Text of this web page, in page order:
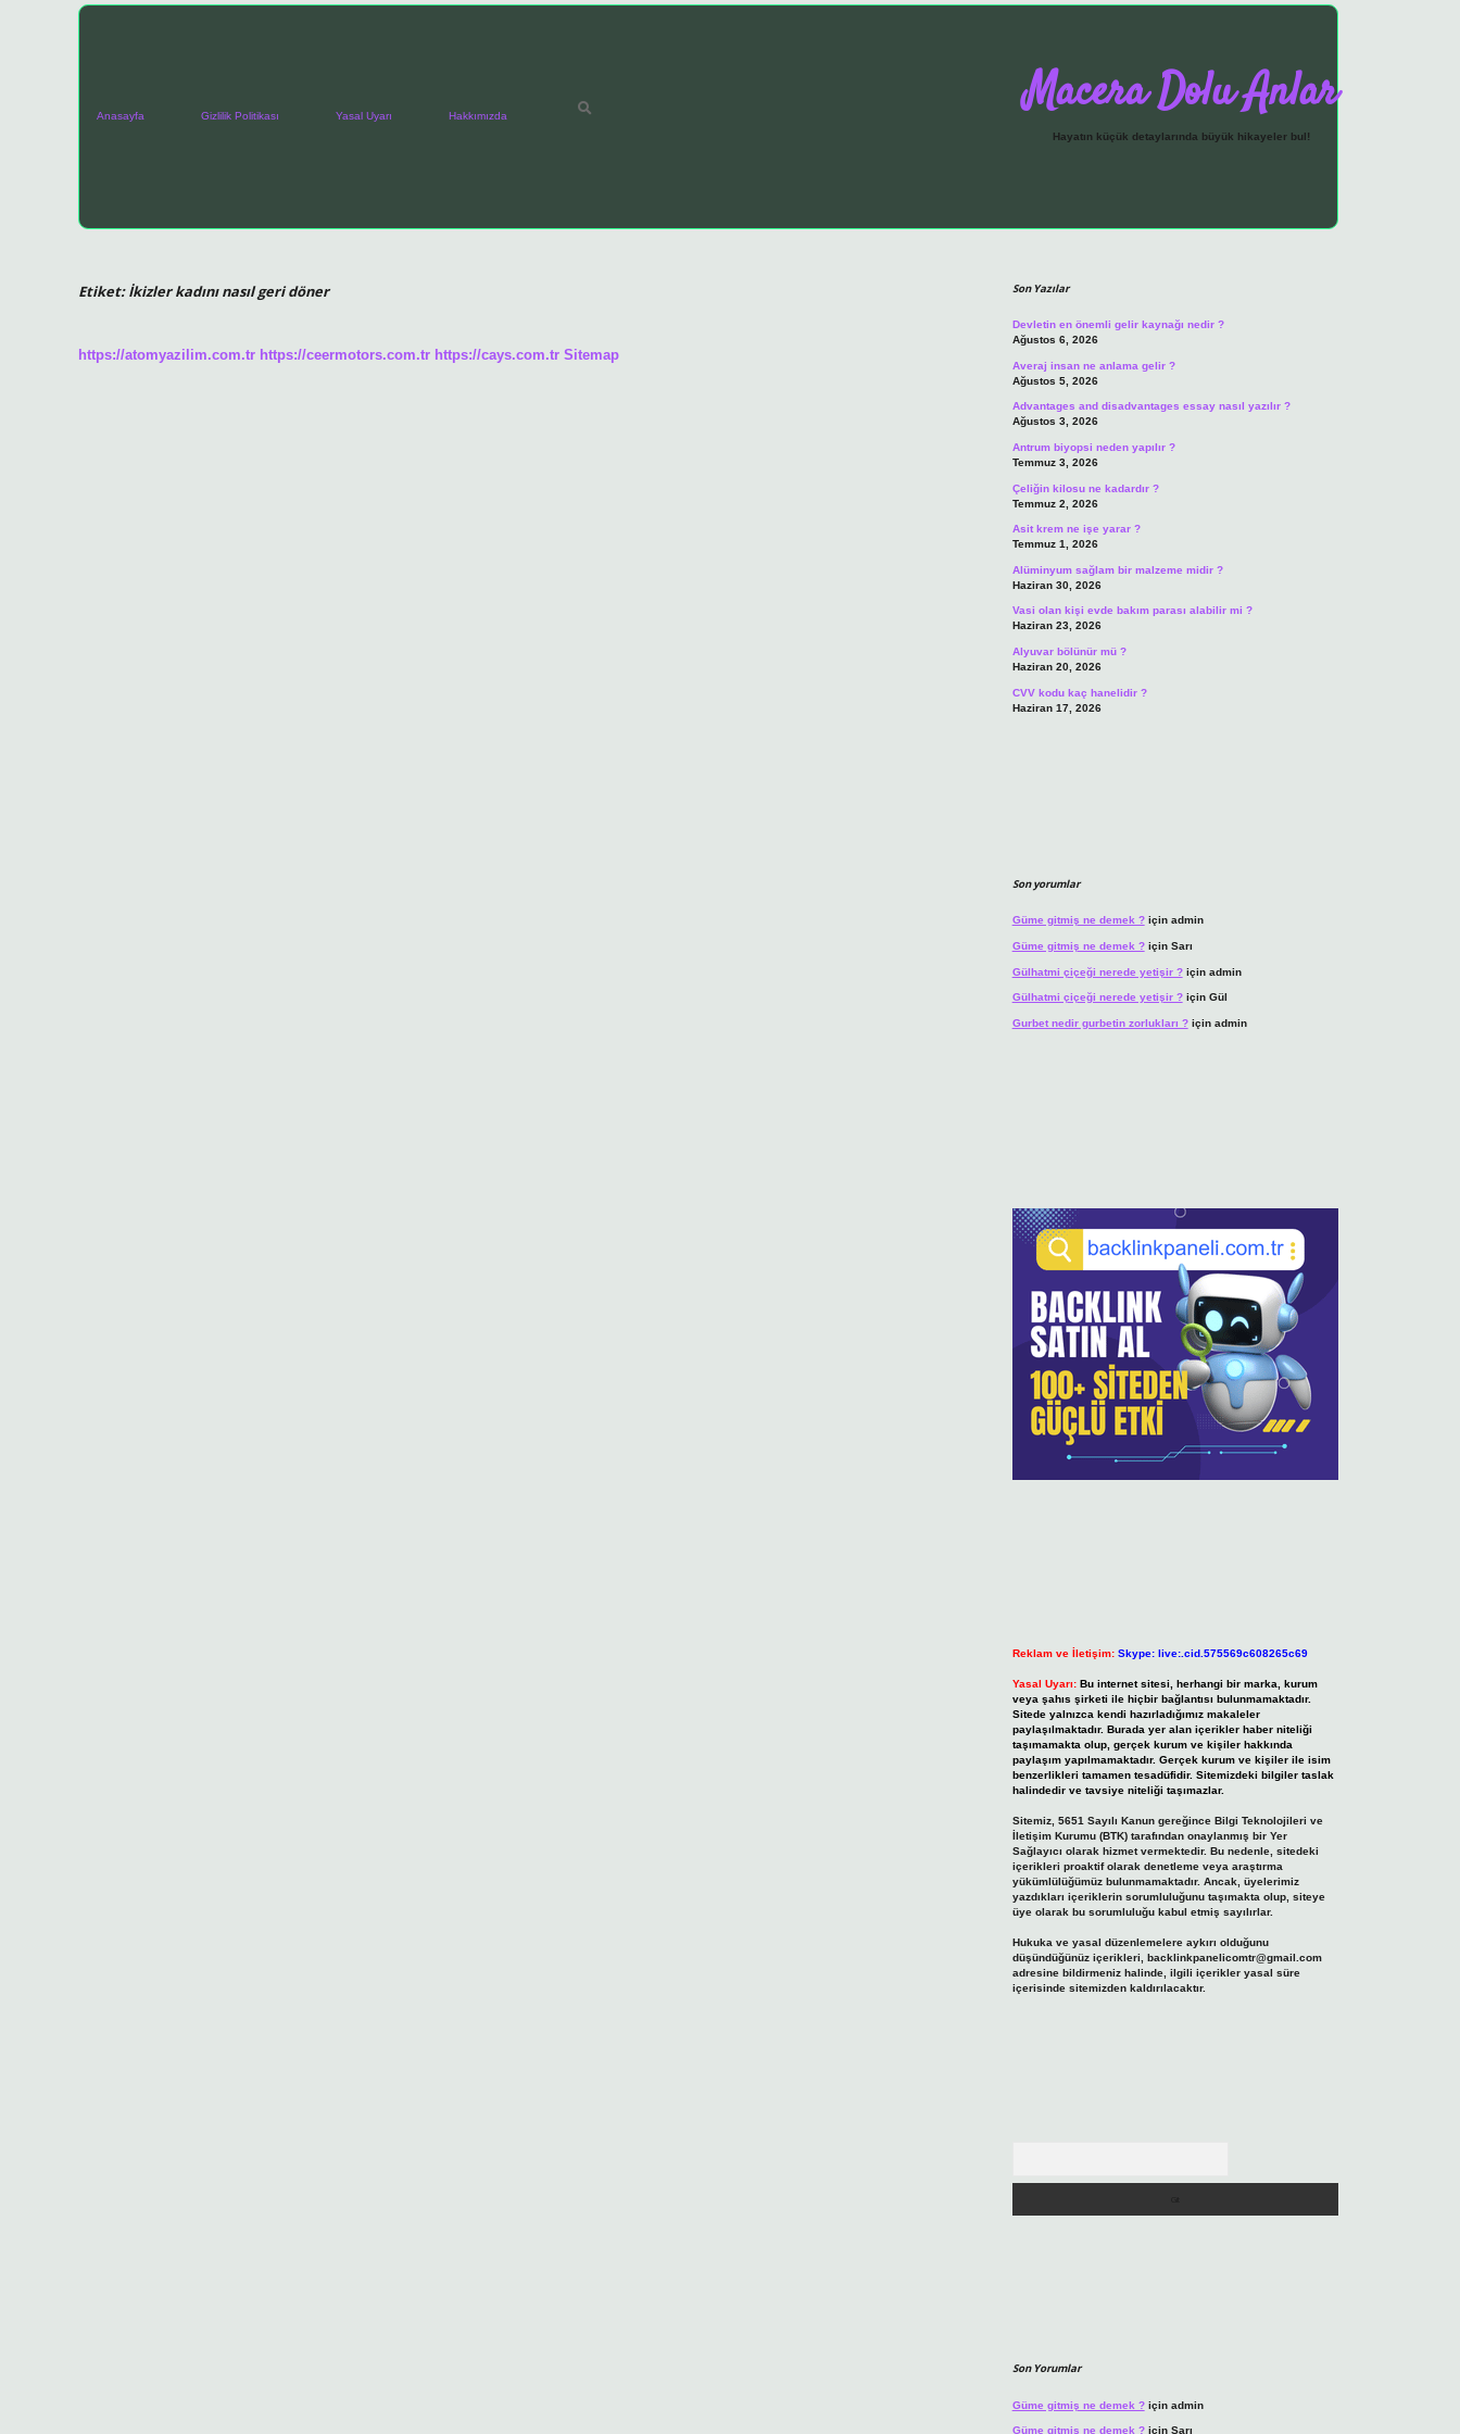
Anasayfa Gizlilik Politikası Yasal Uyarı Hakkımızda Macera Dolu Anlar
Hayatın küçük detaylarında büyük hikayeler bul!
Etiket:İkizler kadını nasıl geri döner
https://atomyazilim.com.tr https://ceermotors.com.tr https://cays.com.tr Sitemap
Son Yazılar
Devletin en önemli gelir kaynağı nedir ?
Ağustos 6, 2026
Averaj insan ne anlama gelir ?
Ağustos 5, 2026
Advantages and disadvantages essay nasıl yazılır ?
Ağustos 3, 2026
Antrum biyopsi neden yapılır ?
Temmuz 3, 2026
Çeliğin kilosu ne kadardır ?
Temmuz 2, 2026
Asit krem ne işe yarar ?
Temmuz 1, 2026
Alüminyum sağlam bir malzeme midir ?
Haziran 30, 2026
Vasi olan kişi evde bakım parası alabilir mi ?
Haziran 23, 2026
Alyuvar bölünür mü ?
Haziran 20, 2026
CVV kodu kaç hanelidir ?
Haziran 17, 2026
Son yorumlar
Güme gitmiş ne demek ?için admin
Güme gitmiş ne demek ?için Sarı
Gülhatmi çiçeği nerede yetişir ?için admin
Gülhatmi çiçeği nerede yetişir ?için Gül
Gurbet nedir gurbetin zorlukları ?için admin
Reklam ve İletişim: Skype: live:.cid.575569c608265c69
Yasal Uyarı: Bu internet sitesi, herhangi bir marka, kurum
veya şahıs şirketi ile hiçbir bağlantısı bulunmamaktadır.
Sitede yalnızca kendi hazırladığımız makaleler
paylaşılmaktadır. Burada yer alan içerikler haber niteliği
taşımamakta olup, gerçek kurum ve kişiler hakkında
paylaşım yapılmamaktadır. Gerçek kurum ve kişiler ile isim
benzerlikleri tamamen tesadüfidir. Sitemizdeki bilgiler taslak
halindedir ve tavsiye niteliği taşımazlar.
Sitemiz, 5651 Sayılı Kanun gereğince Bilgi Teknolojileri ve
İletişim Kurumu (BTK) tarafından onaylanmış bir Yer
Sağlayıcı olarak hizmet vermektedir. Bu nedenle, sitedeki
içerikleri proaktif olarak denetleme veya araştırma
yükümlülüğümüz bulunmamaktadır. Ancak, üyelerimiz
yazdıkları içeriklerin sorumluluğunu taşımakta olup, siteye
üye olarak bu sorumluluğu kabul etmiş sayılırlar.
Hukuka ve yasal düzenlemelere aykırı olduğunu
düşündüğünüz içerikleri, backlinkpanelicomtr@gmail.com
adresine bildirmeniz halinde, ilgili içerikler yasal süre
içerisinde sitemizden kaldırılacaktır.
Son Yorumlar
Güme gitmiş ne demek ?için admin
Güme gitmiş ne demek ?için Sarı